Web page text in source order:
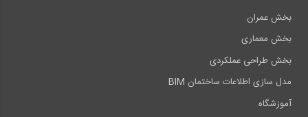
بخش عمران
بخش معماری
بخش طراحی عملکردی
مدل سازی اطلاعات ساختمان BIM
آموزشگاه